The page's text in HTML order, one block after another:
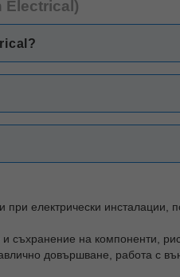
Electrical)
електрически инсталации,
съхранение на компоненти,
довършване, работа с